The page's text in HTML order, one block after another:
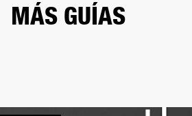
MÁS GUÍAS